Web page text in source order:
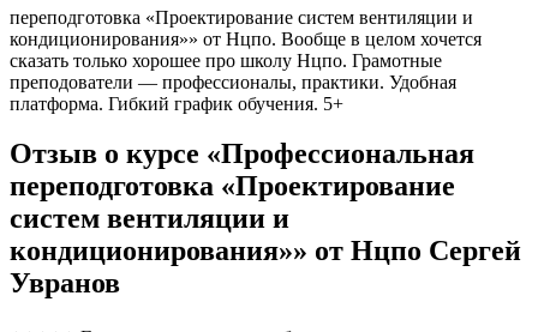
переподготовка «Проектирование систем вентиляции и
кондиционирования»» от Нцпо. Вообще в целом хочется
сказать только хорошее про школу Нцпо. Грамотные
преподователи — профессионалы, практики. Удобная
платформа. Гибкий график обучения. 5+
Отзыв о курсе «Профессиональная
переподготовка «Проектирование
систем вентиляции и
кондиционирования»» от Нцпо Сергей
Увранов